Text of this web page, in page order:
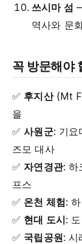
쓰시마 섬
역사와 문
꼭 방문해야
✅ 후지산(Mt
을
✅사원군: 기요
즈모 대사
✅자연경관: 하
프스
✅ 온천 체험:
✅ 현대 도시:
✅ 국립공원: 시